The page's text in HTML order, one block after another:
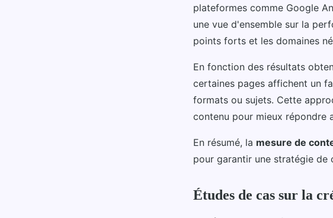
plateformes comme Google
une vue d'ensemble sur la
points forts et les domaines
En fonction des résultats
certaines pages affichent un
formats ou sujets. Cette
contenu pour mieux répondre
En résumé, la mesure de
pour garantir une stratégie de
Études de cas sur la